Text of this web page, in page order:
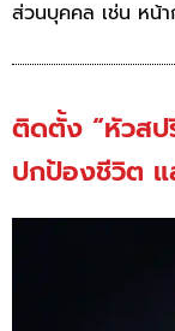
ส่วนบุคคล เช่น หน้
ติดตั้ง “หัวสป
ปกป้องชีวิต